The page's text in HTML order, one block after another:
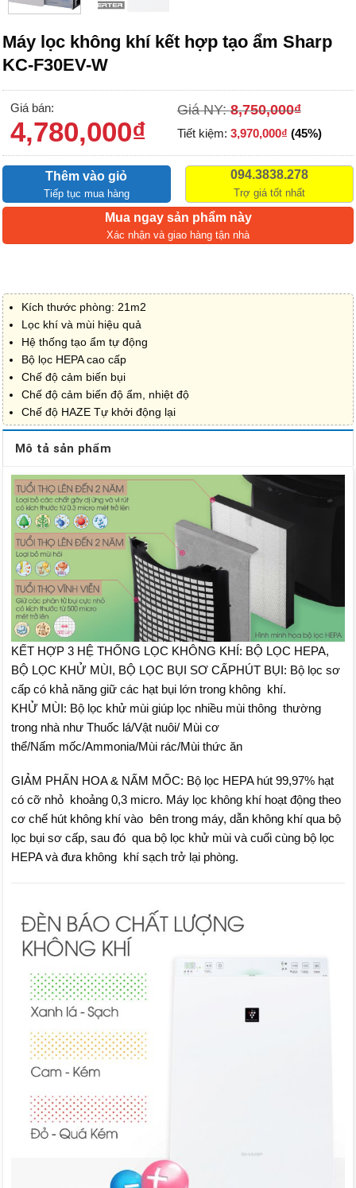
Máy lọc không khí kết hợp tạo ẩm Sharp
KC-F30EV-W
Giá bán:
4,780,000₫
Giá NY:8,750,000₫
Tiết kiệm: 3,970,000₫ (45%)
Thêm vào giỏ
Tiếp tục mua hàng
094.3838.278
Trợ giá tốt nhất
Mua ngay sản phẩm này
Xác nhận và giao hàng tận nhà
Kích thước phòng: 21m2
Lọc khí và mùi hiệu quả
Hệ thống tạo ẩm tự động
Bộ lọc HEPA cao cấp
Chế độ cảm biến bụi
Chế độ cảm biến độ ẩm, nhiệt độ
Chế độ HAZE Tự khởi động lại
Mô tả sản phẩm
KẾT HỢP 3 HỆ THỐNG LỌC KHÔNG KHÍ: BỘ LỌC HEPA,
BỘ LỌC KHỬ MÙI, BỘ LỌC BỤI SƠ CẤPHÚT BỤI: Bộ lọc sơ
cấp có khả năng giữ các hạt bụi lớn trong không khí.
KHỬ MÙI: Bộ lọc khử mùi giúp lọc nhiều mùi thông thường
trong nhà như Thuốc lá/Vật nuôi/ Mùi cơ
thể/Nấm mốc/Ammonia/Mùi rác/Mùi thức ăn
GIẢM PHẤN HOA & NẤM MỐC: Bộ lọc HEPA hút 99,97% hạt
có cỡ nhỏ khoảng 0,3 micro. Máy lọc không khí hoạt động theo
cơ chế hút không khí vào bên trong máy, dẫn không khí qua bộ
lọc bụi sơ cấp, sau đó qua bộ lọc khử mùi và cuối cùng bộ lọc
HEPA và đưa không khí sạch trở lại phòng.